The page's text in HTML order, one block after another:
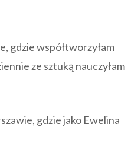
gdzie współtworzyłam
ze sztuką nauczyłam
gdzie jako Ewelina